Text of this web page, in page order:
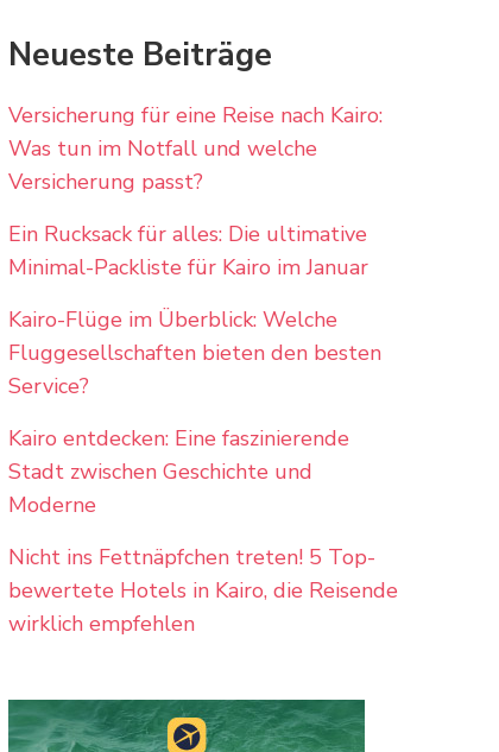
Neueste Beiträge
Versicherung für eine Reise nach Kairo:
Was tun im Notfall und welche
Versicherung passt?
Ein Rucksack für alles: Die ultimative
Minimal-Packliste für Kairo im Januar
Kairo-Flüge im Überblick: Welche
Fluggesellschaften bieten den besten
Service?
Kairo entdecken: Eine faszinierende
Stadt zwischen Geschichte und
Moderne
Nicht ins Fettnäpfchen treten! 5 Top-
bewertete Hotels in Kairo, die Reisende
wirklich empfehlen